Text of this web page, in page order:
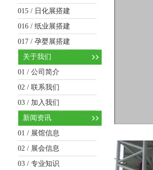
015 / 日化展搭建
016 / 纸业展搭建
017 / 孕婴展搭建
关于我们
01 / 公司简介
02 / 联系我们
03 / 加入我们
新闻资讯
01 / 展馆信息
02 / 展会信息
03 / 专业知识